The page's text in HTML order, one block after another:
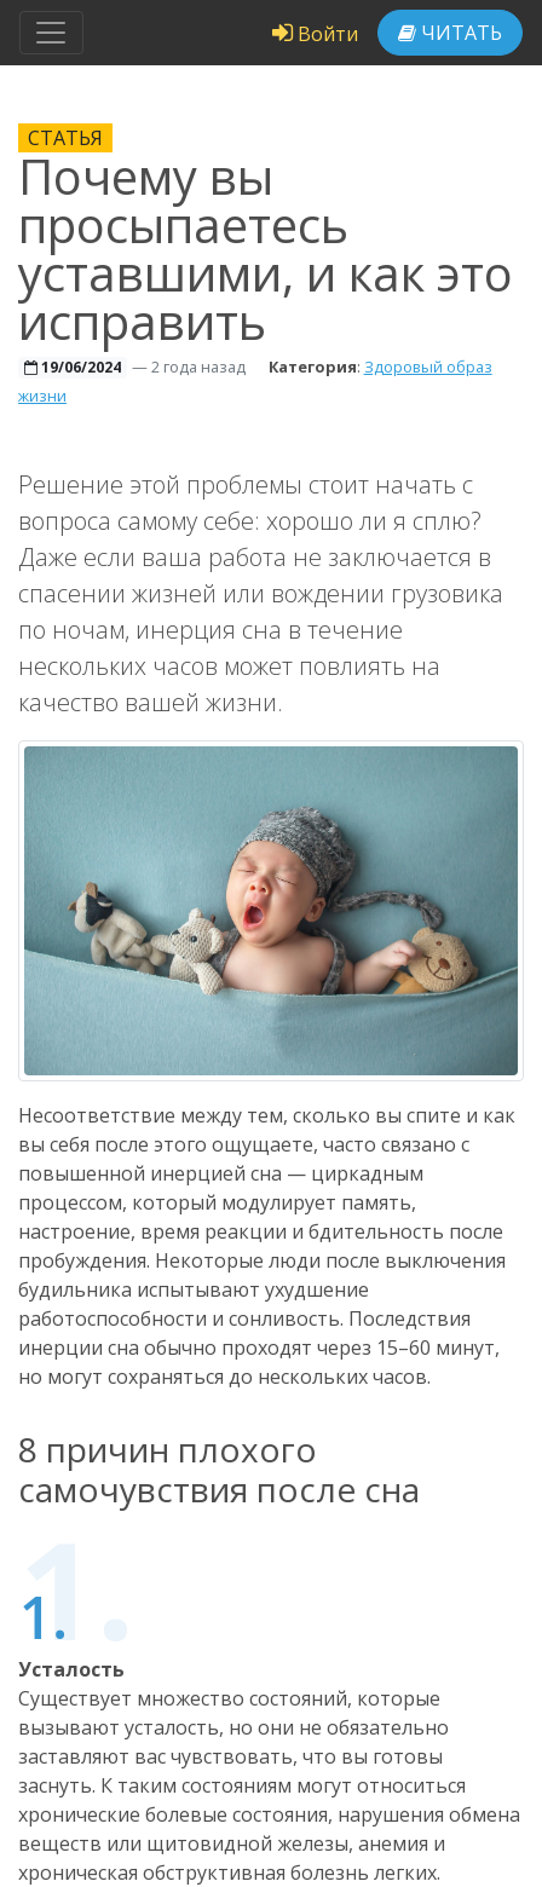
Войти ЧИТАТЬ
СТАТЬЯ
Почему вы
просыпаетесь
уставшими, и как это
исправить
19/06/2024 —2 года назад Категория: Здоровый образ
жизни
Решение этой проблемы стоит начать с
вопроса самому себе: хорошо ли я сплю?
Даже если ваша работа не заключается в
спасении жизней или вождении грузовика
по ночам, инерция сна в течение
нескольких часов может повлиять на
качество вашей жизни.
Несоответствие между тем, сколько вы спите и как
вы себя после этого ощущаете, часто связано с
повышенной инерцией сна — циркадным
процессом, который модулирует память,
настроение, время реакции и бдительность после
пробуждения. Некоторые люди после выключения
будильника испытывают ухудшение
работоспособности и сонливость. Последствия
инерции сна обычно проходят через 15–60 минут,
но могут сохраняться до нескольких часов.
8 причин плохого
самочувствия после сна
Усталость
Существует множество состояний, которые
вызывают усталость, но они не обязательно
заставляют вас чувствовать, что вы готовы
заснуть. К таким состояниям могут относиться
хронические болевые состояния, нарушения обмена
веществ или щитовидной железы, анемия и
хроническая обструктивная болезнь легких.